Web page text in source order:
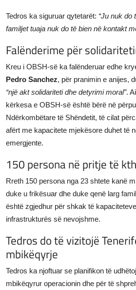
Tedros ka siguruar qytetarët: “Ju nuk do
familjet tuaja nuk do të bien në kontakt
Falënderime për
Kreu i OBSH-së ka falënderuar edhe
Pedro Sanchez, për pranimin e anijes,
“një akt solidariteti dhe detyrimi moral”.
kërkesa e OBSH-së është bërë në
Ndërkombëtare të Shëndetit, të cilat
afërt me kapacitete mjekësore duhet të
emergjente.
150 persona në pritje të
Rreth 150 persona nga 23 shtete kanë
duke u frikësuar dhe duke qenë larg
është zgjedhur për shkak të
infrastrukturës së nevojshme.
Tedros do të vizitojë
mbikëqyrje
Tedros ka njoftuar se planifikon të
mbikëqyrur operacionin dhe për të